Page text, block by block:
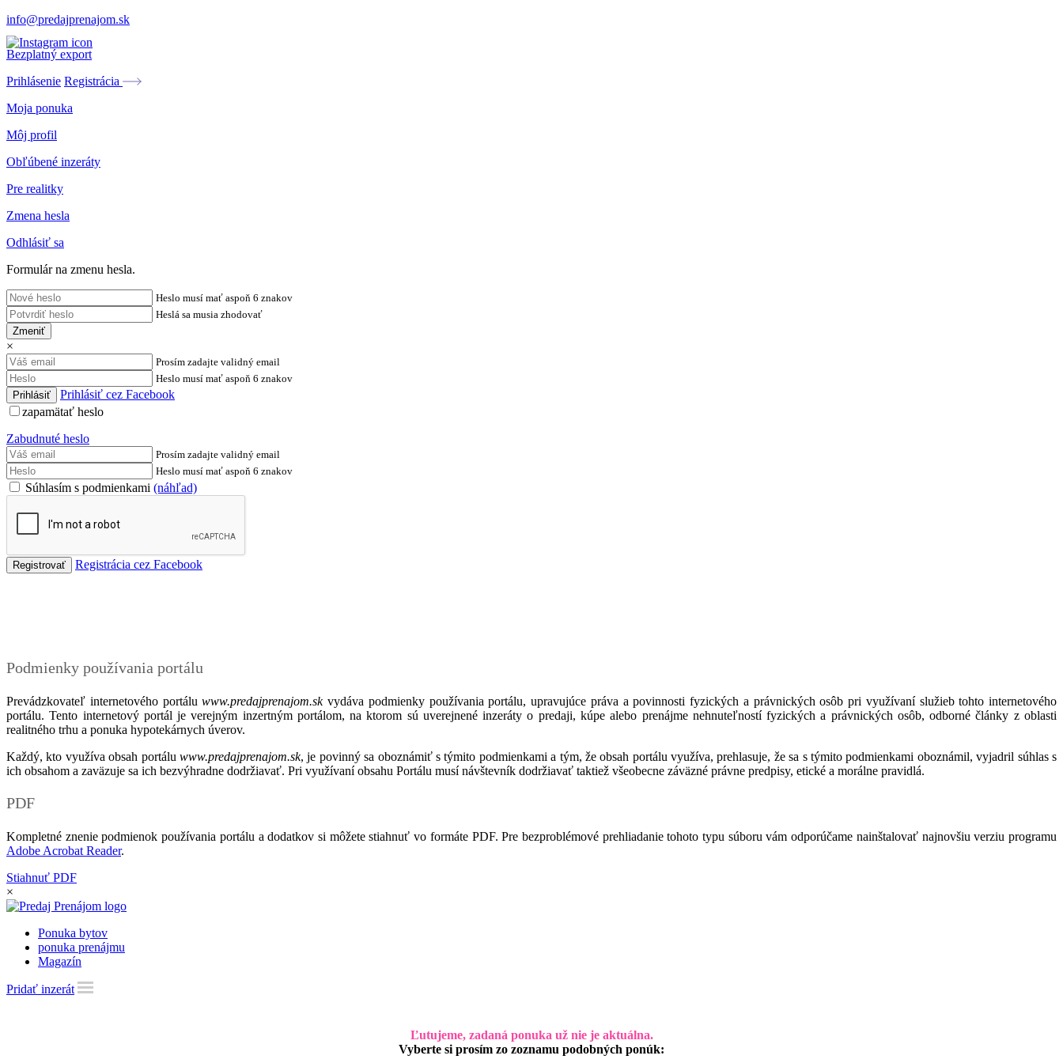
info@predajprenajom.sk
Bezplatný export
Prihlásenie Registrácia
Moja ponuka
Môj profil
Obľúbené inzeráty
Pre realitky
Zmena hesla
Odhlásiť sa
Formulár na zmenu hesla.
Heslo musí mať aspoň 6 znakov
Heslá sa musia zhodovať
Zmeniť
×
Prosím zadajte validný email
Heslo musí mať aspoň 6 znakov
Prihlásiť cez Facebook
zapamätať heslo
Zabudnuté heslo
Prosím zadajte validný email
Heslo musí mať aspoň 6 znakov
Súhlasím s podmienkami (náhľad)
Registrácia cez Facebook
Podmienky používania portálu
Prevádzkovateľ internetového portáluwww.predajprenajom.skvydáva podmienky používania portálu, upravujúce práva a povinnosti fyzických a právnických osôb pri využívaní služieb tohto internetového
portálu. Tento internetový portál je verejným inzertným portálom, na ktorom sú uverejnené inzeráty o predaji, kúpe alebo prenájme nehnuteľností fyzických a právnických osôb, odborné články z oblasti
realitného trhu a ponuka hypotekárnych úverov.
Každý, kto využíva obsah portálu www.predajprenajom.sk, je povinný sa oboznámiť s týmito podmienkami a tým, že obsah portálu využíva, prehlasuje, že sa s týmito podmienkami oboznámil, vyjadril súhlas s
ich obsahom a zaväzuje sa ich bezvýhradne dodržiavať. Pri využívaní obsahu Portálu musí návštevník dodržiavať taktiež všeobecne záväzné právne predpisy, etické a morálne pravidlá.
PDF
Kompletné znenie podmienok používania portálu a dodatkov si môžete stiahnuť vo formáte PDF. Pre bezproblémové prehliadanie tohoto typu súboru vám odporúčame nainštalovať najnovšiu verziu programu
Adobe Acrobat Reader.
Stiahnuť PDF
×
Ponuka bytov
ponuka prenájmu
Magazín
Pridať inzerát
Ľutujeme, zadaná ponuka už nie je aktuálna.
Vyberte si prosím zo zoznamu podobných ponúk: